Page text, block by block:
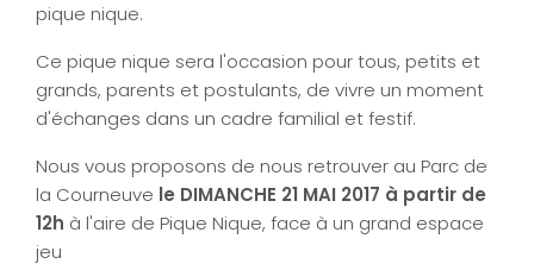
pique nique.
Ce pique nique sera l'occasion pour tous, petits et
grands, parents et postulants, de vivre un moment
d'échanges dans un cadre familial et festif.
Nous vous proposons de nous retrouver au Parc de
la Courneuve le DIMANCHE 21 MAI 2017 à partir de
12h à l'aire de Pique Nique, face à un grand espace
jeu